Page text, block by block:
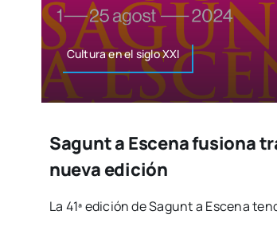
Cul­tu­ra en el siglo XXI
Sagunt a Escena fusiona
nueva edición
La 41ª edi­ción de Sagunt a Esce­na